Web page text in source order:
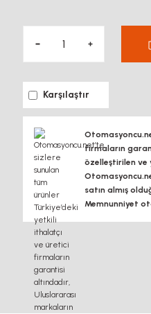
Karşılaştır
firmaların
özelleştirilen ve
satın almış
Memnunniyet